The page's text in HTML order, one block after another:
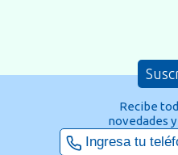
Recibe
novedades